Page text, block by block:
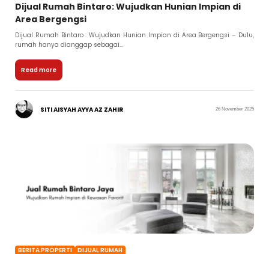
Dijual Rumah Bintaro: Wujudkan Hunian Impian di
Area Bergengsi
Dijual Rumah Bintaro : Wujudkan Hunian Impian di Area Bergengsi – Dulu,
rumah hanya dianggap sebagai...
Read more
SITI AISYAH AYYA AZ ZAHIR 26 November 2025
BERITA PROPERTI DIJUAL RUMAH